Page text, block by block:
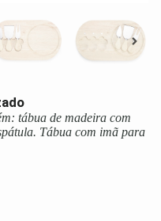
tábua de madeira com
Tábua com imã para